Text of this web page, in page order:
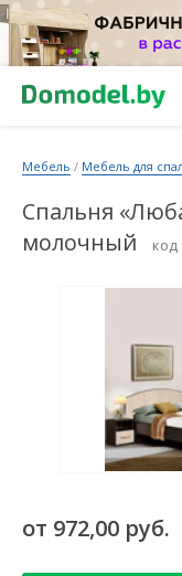
Мебель / Мебель для
Спальня
молочный
код
от 972,00 руб.